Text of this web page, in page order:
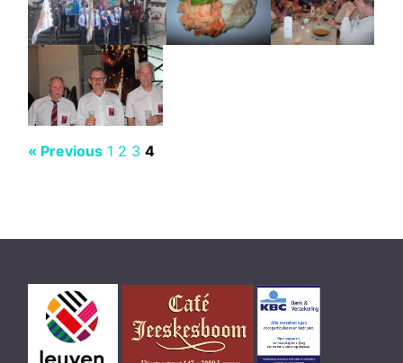
« Previous 1 2 3 4